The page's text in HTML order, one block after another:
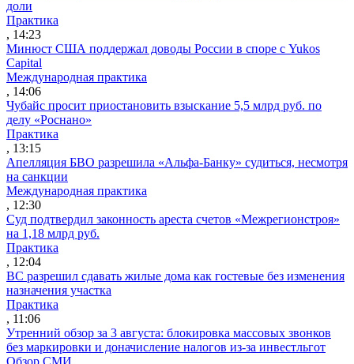
доли
Практика
, 14:23
Минюст США поддержал доводы России в споре с Yukos
Capital
Международная практика
, 14:06
Чубайс просит приостановить взыскание 5,5 млрд руб. по
делу «Роснано»
Практика
, 13:15
Апелляция БВО разрешила «Альфа-Банку» судиться, несмотря
на санкции
Международная практика
, 12:30
Суд подтвердил законность ареста счетов «Межрегионстроя»
на 1,18 млрд руб.
Практика
, 12:04
ВС разрешил сдавать жилые дома как гостевые без изменения
назначения участка
Практика
, 11:06
Утренний обзор за 3 августа: блокировка массовых звонков
без маркировки и доначисление налогов из-за инвестльгот
Обзор СМИ